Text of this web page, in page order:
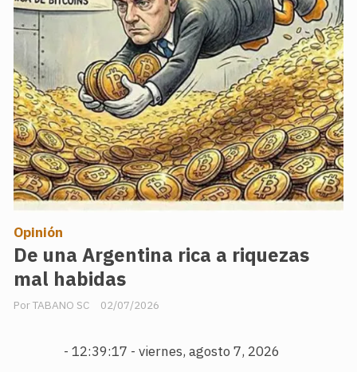
De una Argentina rica a riquezas
mal habidas
TABANO SC
Opinión
02/07/2026
- 12:39:18 - viernes, agosto 7, 2026